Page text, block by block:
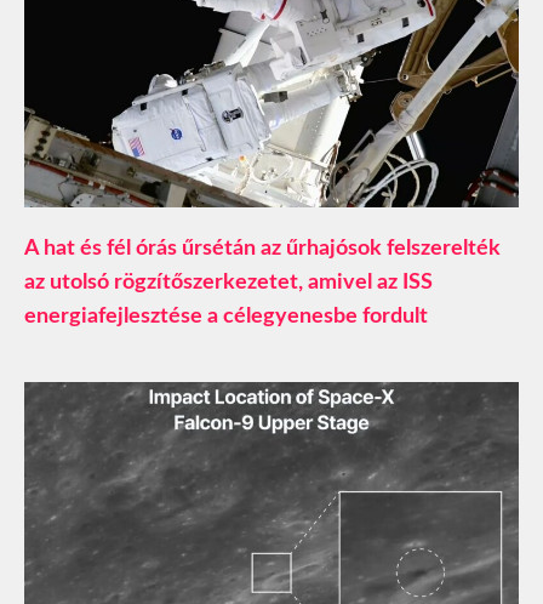
A hat és fél órás űrsétán az űrhajósok felszerelték
az utolsó rögzítőszerkezetet, amivel az ISS
energiafejlesztése a célegyenesbe fordult